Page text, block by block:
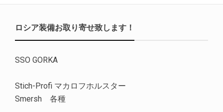
ロシア装備お取り寄せ致します！
SSO GORKA
Stich-Profi マカロフホルスター
Smersh 各種